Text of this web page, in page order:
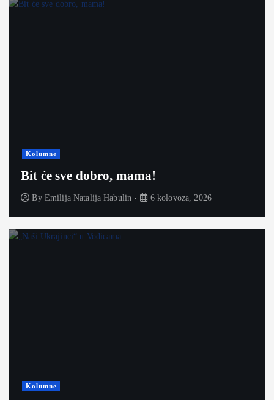
Kolumne
Bit će sve dobro, mama!
By Emilija Natalija Habulin 6 kolovoza, 2026
Kolumne